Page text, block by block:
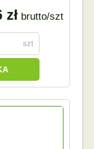
zł brutto/szt
szt